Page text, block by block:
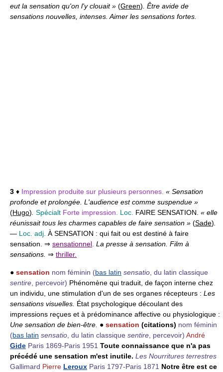
eut la sensation qu'on l'y clouait » (Green) . Être avide de
sensations nouvelles, intenses. Aimer les sensations fortes.
3 ♦ Impression produite sur plusieurs personnes. « Sensation
profonde et prolongée. L'audience est comme suspendue »
(Hugo) Spécialt Forte impression. Loc. FAIRE SENSATION. « elle
réunissait tous les charmes capables de faire sensation » (Sade)
— Loc. adj. À SENSATION : qui fait ou est destiné à faire
sensation. ⇒ sensationnel La presse à sensation. Film à
sensations. ⇒ thriller.
● sensation nom féminin (bas latin sensatio , du latin classique
sentire , percevoir) Phénomène qui traduit, de façon interne chez
un individu, une stimulation d'un de ses organes récepteurs : Les
sensations visuelles. État psychologique découlant des
impressions reçues et à prédominance affective ou physiologique :
Une sensation de bien-être. ● sensation (citations) nom féminin
(bas latin sensatio , du latin classique sentire , percevoir) André
Gide Paris 1869-Paris 1951 Toute connaissance que n'a pas
précédé une sensation m'est inutile. Les Nourritures terrestres
Gallimard Pierre Leroux Paris 1797-Paris 1871 Notre être est ce